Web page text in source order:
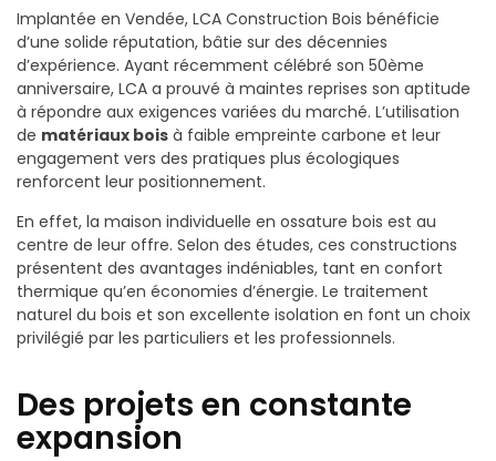
Implantée en Vendée, LCA Construction Bois bénéficie
d’une solide réputation, bâtie sur des décennies
d’expérience. Ayant récemment célébré son 50ème
anniversaire, LCA a prouvé à maintes reprises son aptitude
à répondre aux exigences variées du marché. L’utilisation
de matériaux bois à faible empreinte carbone et leur
engagement vers des pratiques plus écologiques
renforcent leur positionnement.
En effet, la maison individuelle en ossature bois est au
centre de leur offre. Selon des études, ces constructions
présentent des avantages indéniables, tant en confort
thermique qu’en économies d’énergie. Le traitement
naturel du bois et son excellente isolation en font un choix
privilégié par les particuliers et les professionnels.
Des projets en constante
expansion